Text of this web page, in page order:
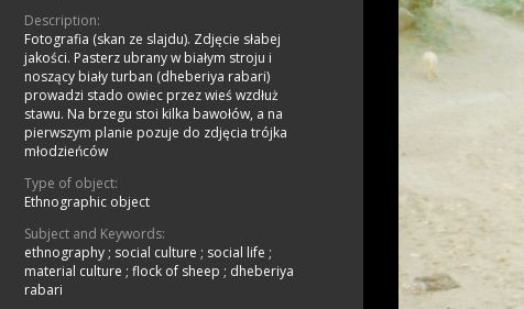
Description:
Fotografia (skan ze slajdu). Zdjęcie słabej
jakości. Pasterz ubrany w białym stroju i
noszący biały turban (dheberiya rabari)
prowadzi stado owiec przez wieś wzdłuż
stawu. Na brzegu stoi kilka bawołów, a na
pierwszym planie pozuje do zdjęcia trójka
młodzieńców
Type of object:
Ethnographic object
Subject and Keywords:
ethnography ; social culture ; social life ;
material culture ; flock of sheep ; dheberiya
rabari